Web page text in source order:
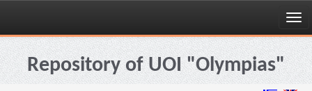
Skip
navigationRepository of UOI "Olympias"